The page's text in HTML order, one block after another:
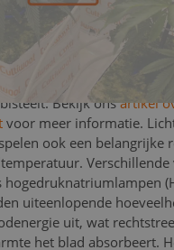
bepaalt in wezen hoeveel
de plant om te
en VPD
te beheren,
richting vegetatieve of
die veel wordt
Bekijk onsartikel
voor meer informatie.
ook een belangrijke
uiteenlopende
uit, wat
het blad absorbeert.